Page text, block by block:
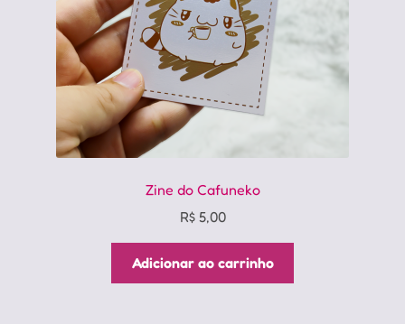
Zine do Cafuneko
R$5,00
Adicionar ao carrinho